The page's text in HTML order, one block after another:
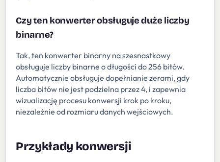
Czy ten konwerter obsługuje duże liczby
binarne?
Tak, ten konwerter binarny na szesnastkowy
obsługuje liczby binarne o długości do 256 bitów.
Automatycznie obsługuje dopełnianie zerami, gdy
liczba bitów nie jest podzielna przez 4, i zapewnia
wizualizację procesu konwersji krok po kroku,
niezależnie od rozmiaru danych wejściowych.
Przykłady konwersji